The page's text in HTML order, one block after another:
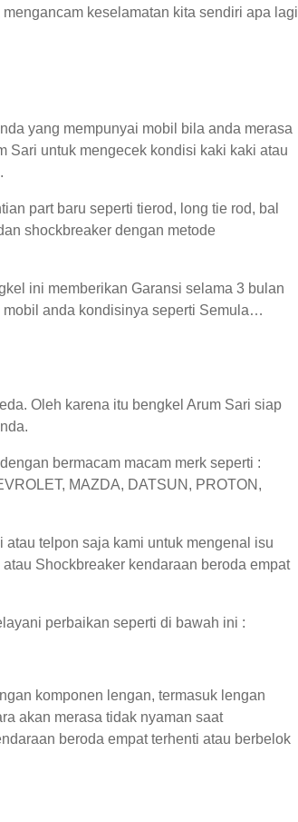
keselamatan kita sendiri apa lagi
yang mempunyai mobil bila anda merasa
Sari untuk mengecek kondisi kaki kaki atau
part baru seperti tierod, long tie rod, bal
shockbreaker dengan metode
ini memberikan Garansi selama 3 bulan
anda kondisinya seperti Semula…
Oleh karena itu bengkel Arum Sari siap
bermacam macam merk seperti :
MAZDA, DATSUN, PROTON,
telpon saja kami untuk mengenal isu
Shockbreaker kendaraan beroda empat
perbaikan seperti di bawah ini :
komponen lengan, termasuk lengan
akan merasa tidak nyaman saat
beroda empat terhenti atau berbelok